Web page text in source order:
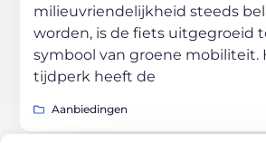
milieuvriendelijkheid steeds
worden, is de fiets uitgegroeid
symbool van groene mobiliteit.
tijdperk heeft de
Aanbiedingen